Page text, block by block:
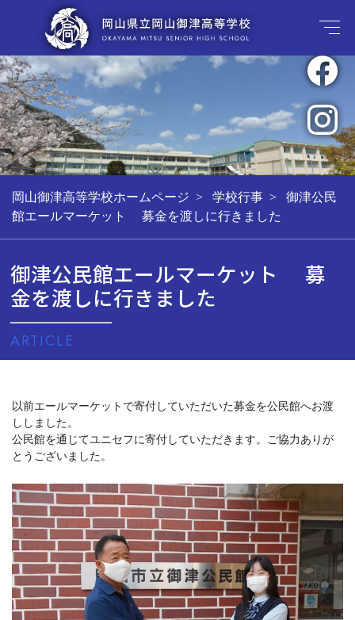
岡山御津高等学校ホームページ 学校行事
御津公民
館エールマーケット 募金を渡しに行きました
御津公民館エールマーケット 募
金を渡しに行きました
ARTICLE
以前エールマーケットで寄付していただいた募金を公民館へお渡
ししました。
公民館を通じてユニセフに寄付していただきます。ご協力ありが